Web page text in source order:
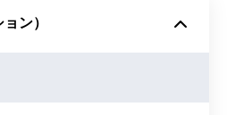
ドライブから
ン）